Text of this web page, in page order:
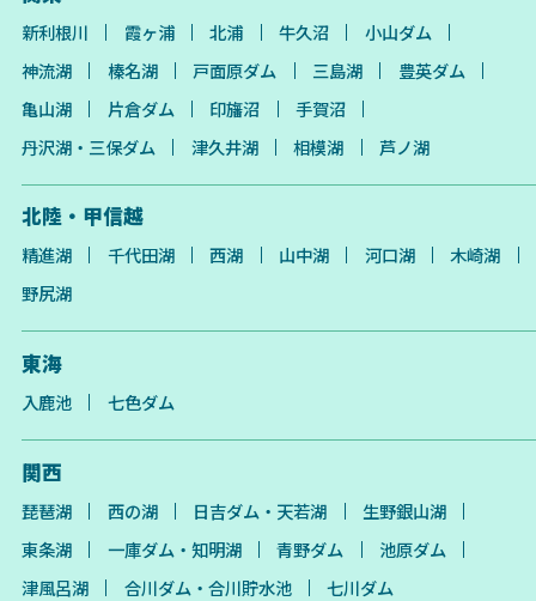
新利根川 霞ヶ浦 北浦 牛久沼
小山ダム
神流湖
榛名湖 戸面原ダム 三島湖
豊英ダム
亀山湖
片倉ダム 印旛沼
手賀沼
丹沢湖・三保ダム
津久井湖 相模湖 芦ノ湖
北陸・甲信越
精進湖 千代田湖 西湖 山中湖 河口湖
木崎湖
野尻湖
東海
入鹿池 七色ダム
関西
琵琶湖 西の湖 日吉ダム・天若湖
生野銀山湖
東条湖
一庫ダム・知明湖 青野ダム
池原ダム
津風呂湖
合川ダム・合川貯水池 七川ダム